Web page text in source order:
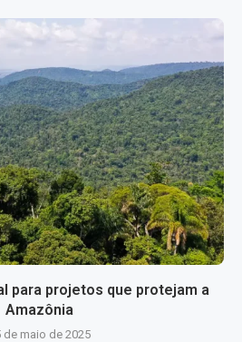
para projetos que protejam a
Amazônia
de maio de 2025